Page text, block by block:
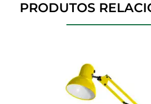
PRODUTOS